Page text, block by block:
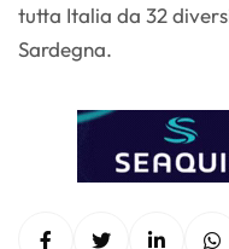
tutta Italia da 32
Sardegna.